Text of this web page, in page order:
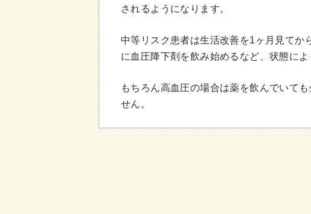
されるようになります。
中等リスク患者は生活改善を1ヶ月見てか
に血圧降下剤を飲み始めるなど、状態に
もちろん高血圧の場合は薬を飲んでいて
せん。